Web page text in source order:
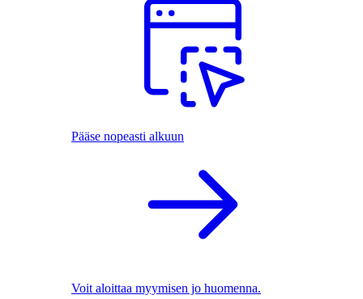
Pääse nopeasti alkuun
Voit aloittaa myymisen jo huomenna.